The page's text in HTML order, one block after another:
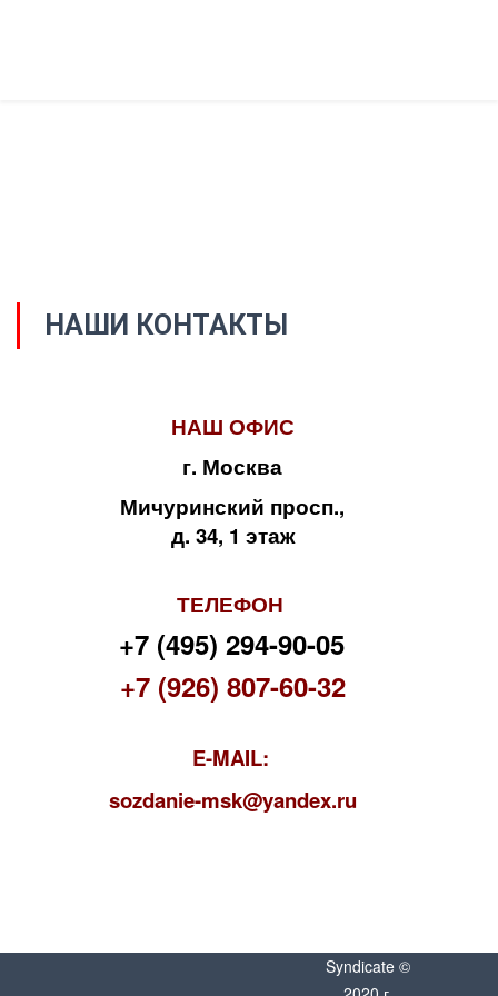
НАШИ КОНТАКТЫ
НАШ ОФИС
г. Москва
Мичуринский просп.,
д. 34, 1 этаж
ТЕЛЕФОН
+7 (495) 294-90-05
+7 (926) 807-60-32
E-MAIL:
sozdanie-msk@yandex.ru
Syndicate ©